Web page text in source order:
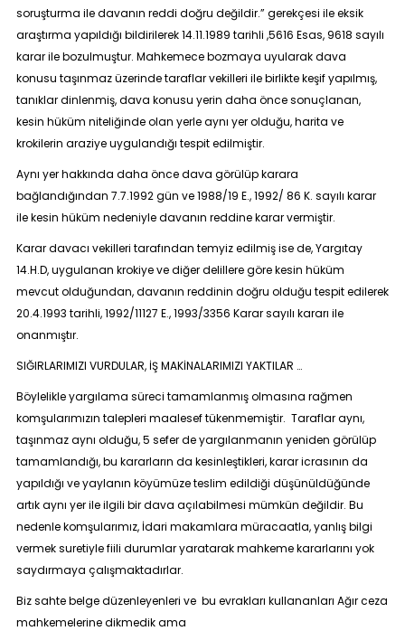
soruşturma ile davanın reddi doğru değildir.” gerekçesi ile eksik
araştırma yapıldığı bildirilerek 14.11.1989 tarihli ,5616 Esas, 9618 sayılı
karar ile bozulmuştur. Mahkemece bozmaya uyularak dava
konusu taşınmaz üzerinde taraflar vekilleri ile birlikte keşif yapılmış,
tanıklar dinlenmiş, dava konusu yerin daha önce sonuçlanan,
kesin hüküm niteliğinde olan yerle aynı yer olduğu, harita ve
krokilerin araziye uygulandığı tespit edilmiştir.
Aynı yer hakkında daha önce dava görülüp karara
bağlandığından 7.7.1992 gün ve 1988/19 E., 1992/ 86 K. sayılı karar
ile kesin hüküm nedeniyle davanın reddine karar vermiştir.
Karar davacı vekilleri tarafından temyiz edilmiş ise de, Yargıtay
14.H.D, uygulanan krokiye ve diğer delillere göre kesin hüküm
mevcut olduğundan, davanın reddinin doğru olduğu tespit edilerek
20.4.1993 tarihli, 1992/11127 E., 1993/3356 Karar sayılı kararı ile
onanmıştır.
SIĞIRLARIMIZI VURDULAR, İŞ MAKİNALARIMIZI YAKTILAR …
Böylelikle yargılama süreci tamamlanmış olmasına rağmen
komşularımızın talepleri maalesef tükenmemiştir. Taraflar aynı,
taşınmaz aynı olduğu, 5 sefer de yargılanmanın yeniden görülüp
tamamlandığı, bu kararların da kesinleştikleri, karar icrasının da
yapıldığı ve yaylanın köyümüze teslim edildiği düşünüldüğünde
artık aynı yer ile ilgili bir dava açılabilmesi mümkün değildir. Bu
nedenle komşularımız, İdari makamlara müracaatla, yanlış bilgi
vermek suretiyle fiili durumlar yaratarak mahkeme kararlarını yok
saydırmaya çalışmaktadırlar.
Biz sahte belge düzenleyenleri ve bu evrakları kullananları Ağır ceza
mahkemelerine dikmedik ama